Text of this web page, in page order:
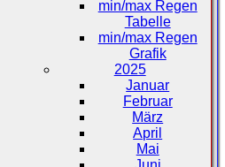
min/max Regen
Tabelle
min/max Regen
Grafik
2025
Januar
Februar
März
April
Mai